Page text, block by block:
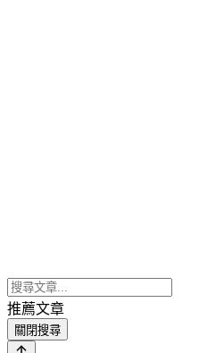
推薦文章
關閉搜尋